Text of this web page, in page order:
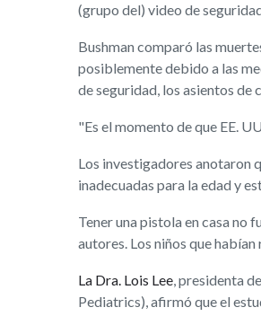
(grupo del) video de
Bushman comparó las
posiblemente debido a las
de seguridad, los asientos de
"Es el momento de que EE.
Los investigadores anotaron
inadecuadas para la edad y
Tener una pistola en casa no
autores. Los niños que
La Dra. Lois Lee, presidenta
Pediatrics), afirmó que el